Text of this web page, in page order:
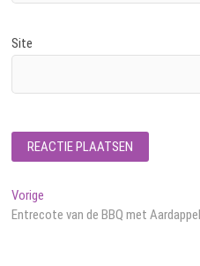
Site
Bericht
navigatie
Vorige
bericht:
Entrecote van de BBQ met